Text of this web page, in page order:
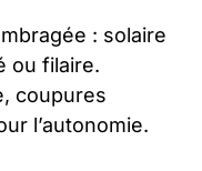
: solaire
ou filaire.
coupures
l’autonomie.